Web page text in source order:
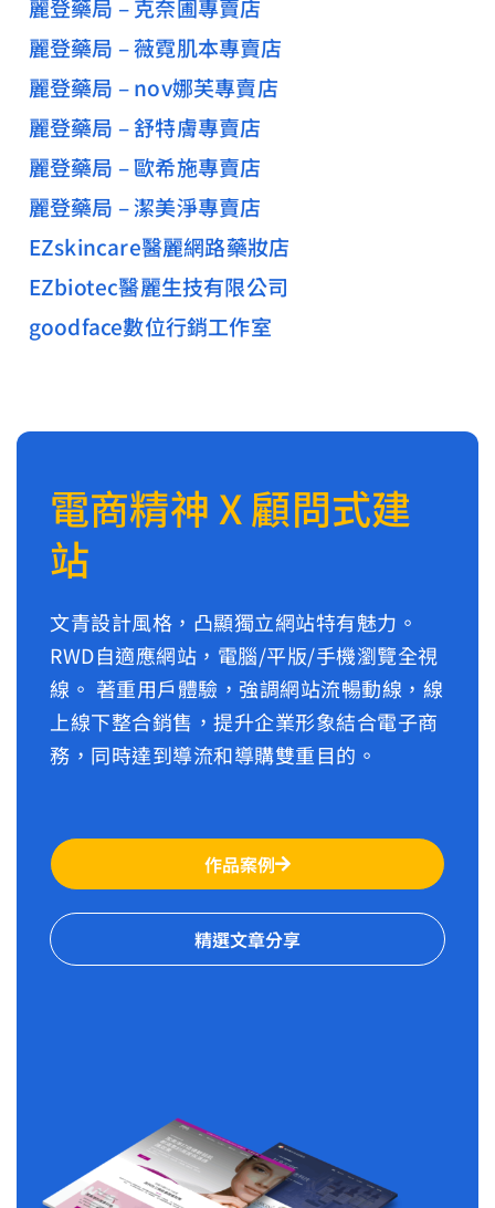
麗登藥局 – 克奈圃專賣店
麗登藥局 – 薇霓肌本專賣店
麗登藥局 – nov娜芙專賣店
麗登藥局 – 舒特膚專賣店
麗登藥局 – 歐希施專賣店
麗登藥局 – 潔美淨專賣店
EZskincare醫麗網路藥妝店
EZbiotec醫麗生技有限公司
goodface數位行銷工作室
電商精神 X 顧問式建
站
文青設計風格，凸顯獨立網站特有魅力。
RWD自適應網站，電腦/平版/手機瀏覽全視
線。 著重用戶體驗，強調網站流暢動線，線
上線下整合銷售，提升企業形象結合電子商
務，同時達到導流和導購雙重目的。
作品案例
精選文章分享